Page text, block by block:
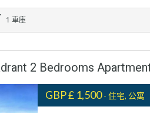
1 車庫
2 Bedrooms
GBP £ 1,500- 住宅, 公寓